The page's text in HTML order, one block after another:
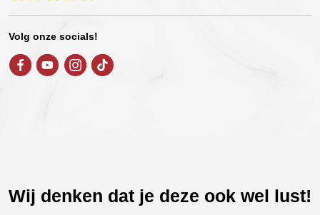
Volg onze socials!
Wij denken dat je deze ook wel lust!